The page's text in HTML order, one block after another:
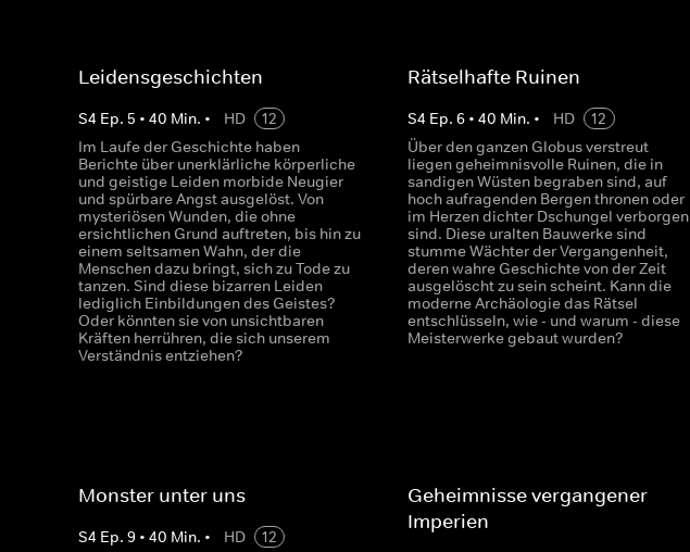
Leidensgeschichten
S4 Ep. 5 • 40 Min. • HD
12
Im Laufe der Geschichte haben
Berichte über unerklärliche körperliche
und geistige Leiden morbide Neugier
und spürbare Angst ausgelöst. Von
mysteriösen Wunden, die ohne
ersichtlichen Grund auftreten, bis hin zu
einem seltsamen Wahn, der die
Menschen dazu bringt, sich zu Tode zu
tanzen. Sind diese bizarren Leiden
lediglich Einbildungen des Geistes?
Oder könnten sie von unsichtbaren
Kräften herrühren, die sich unserem
Verständnis entziehen?
Rätselhafte Ruinen
S4 Ep.6 •40 Min. • HD
12
Über den ganzen Globus verstreut
liegen geheimnisvolle Ruinen, die in
sandigen Wüsten begraben sind, auf
hoch aufragenden Bergen thronen oder
im Herzen dichter Dschungel verborgen
sind. Diese uralten Bauwerke sind
stumme Wächter der Vergangenheit,
deren wahre Geschichte von der Zeit
ausgelöscht zu sein scheint. Kann die
moderne Archäologie das Rätsel
entschlüsseln, wie - und warum - diese
Meisterwerke gebaut wurden?
Monster unter uns
S4 Ep. 9 • 40 Min. • HD
12
Geheimnisse vergangener
Imperien